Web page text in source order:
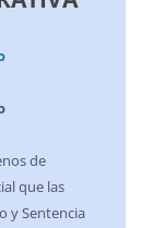
de
que las
y Sentencia